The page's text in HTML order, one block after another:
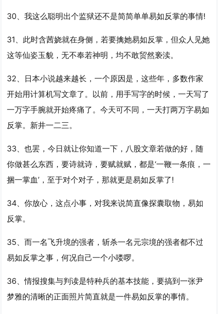
30、我这么聪明出个监狱还不是简简单单易如反掌的事情!
31、此时含茜娆就在身侧，若要擒她易如反掌 ，但众人见她
这等仙姿玉貌，无不奉若神明，均不敢贸然亵渎。
32、日本小说越来越长，一个原因是，这些年，多数作家
开始用计算机写文章了。以前，用手写字的时候，一天写了
一万字手腕就开始疼痛了。今天可不同，一天打两万字易如
反掌。新井一二三。
33、也罢，今日就让你知道一下，八股文章若做的好，随
你做甚么东西，要诗就诗，要赋就赋，都是‘一鞭一条痕，一
捆一掌血’，至于对个对子，那就更是易如反掌了!
34、你放心，这点小事，对我来说简直像探囊取物，易如
反掌。
35、而一名飞升境的强者，斩杀一名元宗境的强者都不过
易如反掌之事，何况自己一个小喽啰。
36、情报搜集与判读是特种兵的基本技能，要搞到一张尹
梦雅的清晰的正面照片简直就是一件易如反掌的事情。